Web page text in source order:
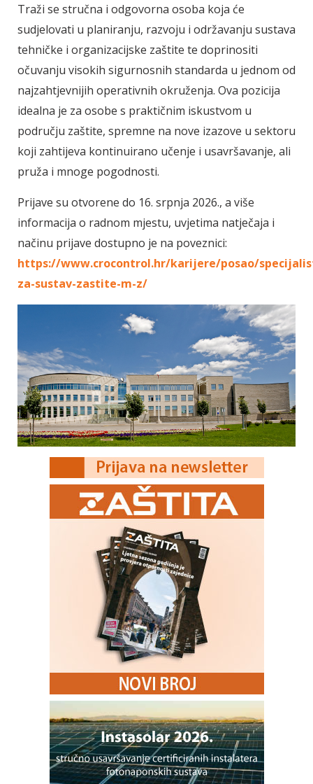
Traži se stručna i odgovorna osoba koja će
sudjelovati u planiranju, razvoju i održavanju sustava
tehničke i organizacijske zaštite te doprinositi
očuvanju visokih sigurnosnih standarda u jednom od
najzahtjevnijih operativnih okruženja. Ova pozicija
idealna je za osobe s praktičnim iskustvom u
području zaštite, spremne na nove izazove u sektoru
koji zahtijeva kontinuirano učenje i usavršavanje, ali
pruža i mnoge pogodnosti.
Prijave su otvorene do 16. srpnja 2026., a više
informacija o radnom mjestu, uvjetima natječaja i
načinu prijave dostupno je na poveznici:
https://www.crocontrol.hr/karijere/posao/
za-sustav-zastite-m-z/